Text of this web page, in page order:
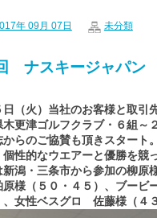
年 09月 07日 未分類
ナスキージャパン
日（火）当社のお客様と取引
木更津ゴルフクラブ・６組～
からのご協賛も頂きスター
個性的なウエアーと優勝を競
新潟・三条市から参加の柳原
原様（５０・４５）、ブー
、女性ベスグロ 佐藤様（４